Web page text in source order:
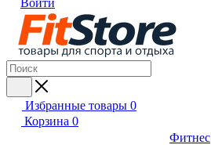
Войти
Избранные товары 0
Корзина 0
Фитнес